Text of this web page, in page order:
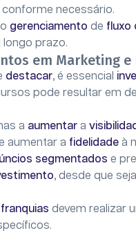
conforme necessário.
gerenciamento de fluxo
longo prazo.
em Marketing e
destacar, é essencial
pode resultar em
a aumentar a
aumentar a fidelidade à
segmentados e
, desde que
franquias devem realizar